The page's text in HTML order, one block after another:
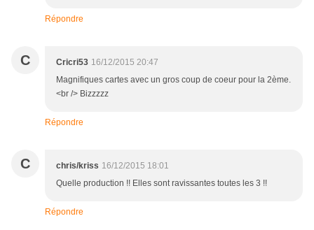
Répondre
C Cricri53 16/12/2015 20:47
Magnifiques cartes avec un gros coup de coeur pour la 2ème.
<br /> Bizzzzz
Répondre
C chris/kriss 16/12/2015 18:01
Quelle production !! Elles sont ravissantes toutes les 3 !!
Répondre